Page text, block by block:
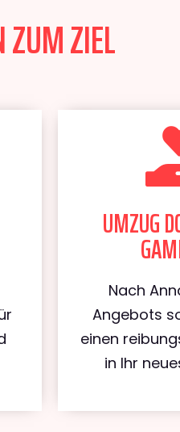
ZIEL
UMZUG
Nach
Angebots
einen
in Ihr